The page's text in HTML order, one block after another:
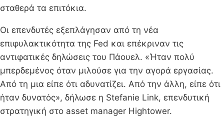
σταθερά τα επιτόκια.
Οι επενδυτές εξεπλάγησαν από τη νέα
επιφυλακτικότητα της Fed και επέκριναν τις
αντιφατικές δηλώσεις του Πάουελ. «Ήταν πολύ
μπερδεμένος όταν μιλούσε για την αγορά εργασίας.
Από τη μια είπε ότι αδυνατίζει. Από την άλλη, είπε ότι
ήταν δυνατός», δήλωσε η Stefanie Link, επενδυτική
στρατηγική στο asset manager Hightower.